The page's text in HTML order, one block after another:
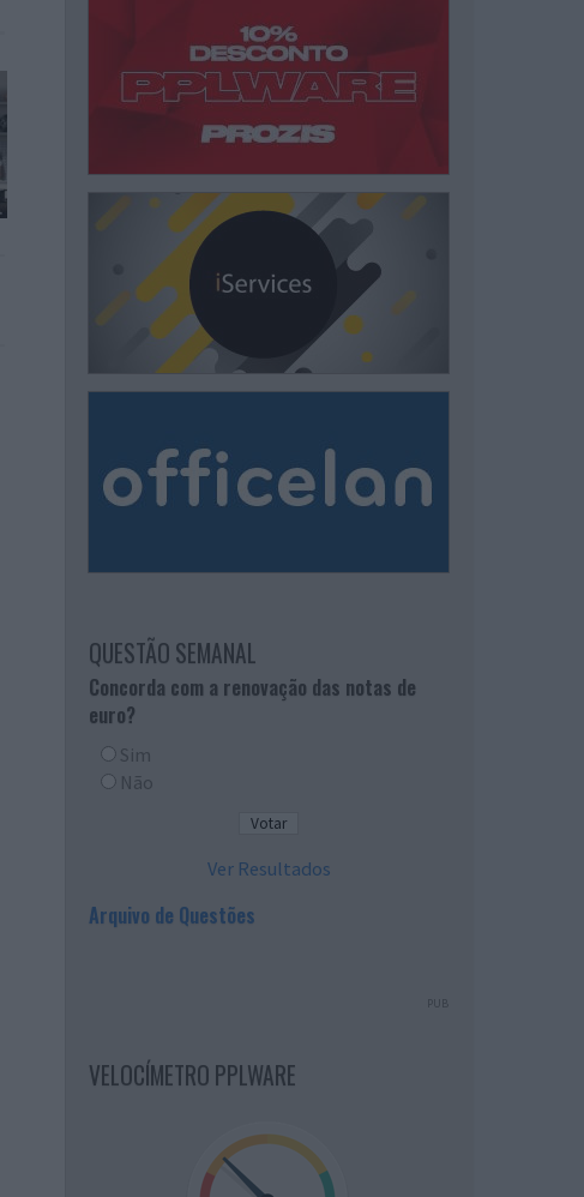
QUESTÃO SEMANAL
Concorda com a renovação das notas de
euro?
Sim
Não
Ver Resultados
Arquivo de Questões
PUB
VELOCÍMETRO PPLWARE